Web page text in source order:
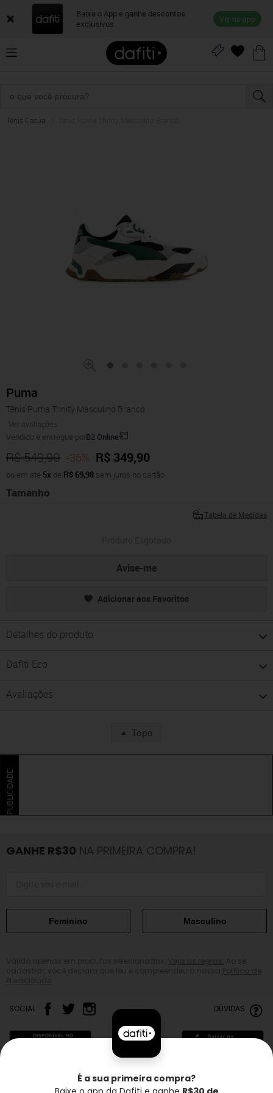
Baixe o App e ganhe descontos
exclusivos
Ver no app
Tênis Casual
Puma
Tênis Puma Trinity Masculino Branco
Ver avaliações
Vendido e entregue porB2 Online
R$ 549,90 -36% R$ 349,90
ou em até 5x de R$ 69,98 sem juros no cartão
Tamanho
Tabela de Medidas
Avise-me
Adicionar aos Favoritos
Detalhes do produto
Dafiti Eco
Avaliações
Topo
PUBLICIDADE
GANHE R$30 NA PRIMEIRA COMPRA!
Feminino Masculino
SOCIAL DÚVIDAS
É a sua primeira compra?